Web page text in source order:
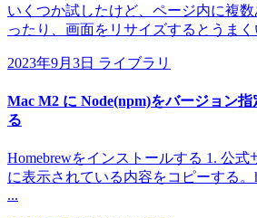
いくつか試したけど、ページ内に複
ったり、画面をリサイズするとうま
2023年9月3日 ライブラリ
Mac M2 に Node(npm)をバージョン
る
Homebrewをインストールする 1. 公
に表示されている内容をコピーする。
...